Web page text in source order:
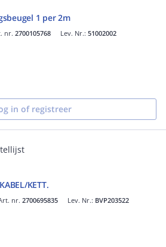
1 per 2m
nr. 2700105768 Lev. Nr.: 51002002
in of registreer
KETT.
nr. 2700695835 Lev. Nr.: BVP203522